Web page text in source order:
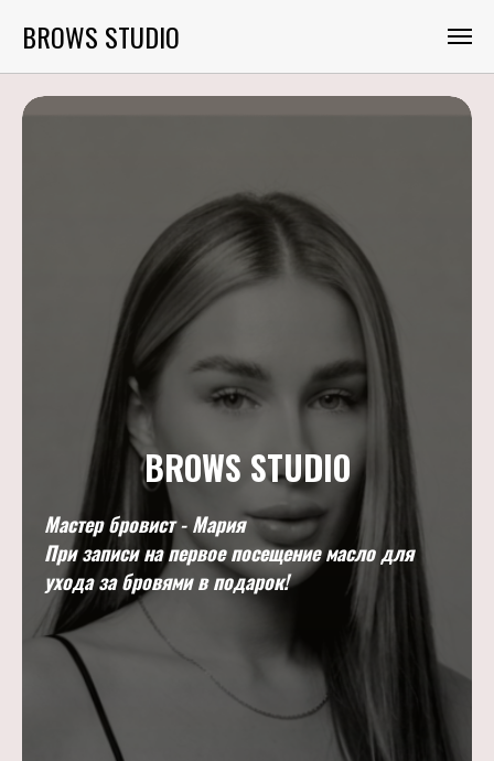
BROWS STUDIO
BROWS STUDIO
Мастер бровист - Мария
При записи на первое посещение масло для
ухода за бровями в подарок!